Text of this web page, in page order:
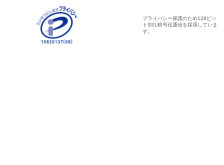
プライバシー保護のため128ビッ
トSSL暗号化通信を採用していま
す。